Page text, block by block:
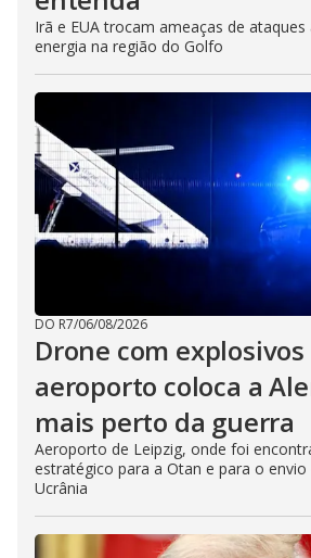
Irã e EUA trocam ameaças de
energia na região do Golfo
DO R7/06/08/2026
Drone com
aeroporto coloca a
mais perto da guerra
Aeroporto de Leipzig, onde foi
estratégico para a Otan e para o
Ucrânia